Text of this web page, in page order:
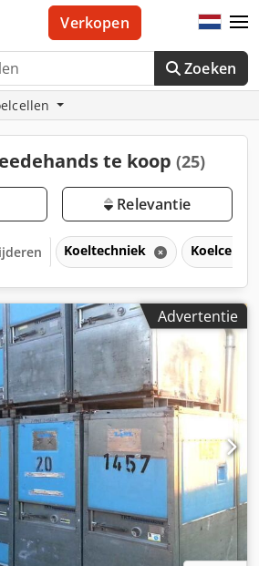
Zoeken
Verkopen
te koop (25)
Relevantie
Koeltechniek Koelcellen
Advertentie